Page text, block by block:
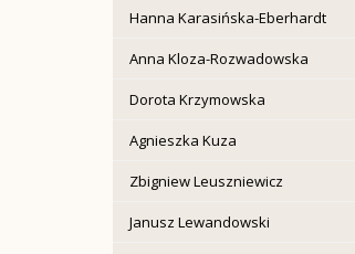
Hanna Karasińska-Eberhardt
Anna Kloza-Rozwadowska
Dorota Krzymowska
Agnieszka Kuza
Zbigniew Leuszniewicz
Janusz Lewandowski